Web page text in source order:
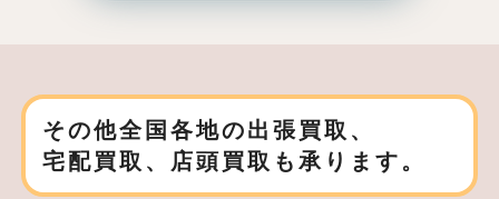
その他全国各地の出張買取、
宅配買取、店頭買取も承ります。